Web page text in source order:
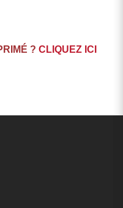
? CLIQUEZ ICI